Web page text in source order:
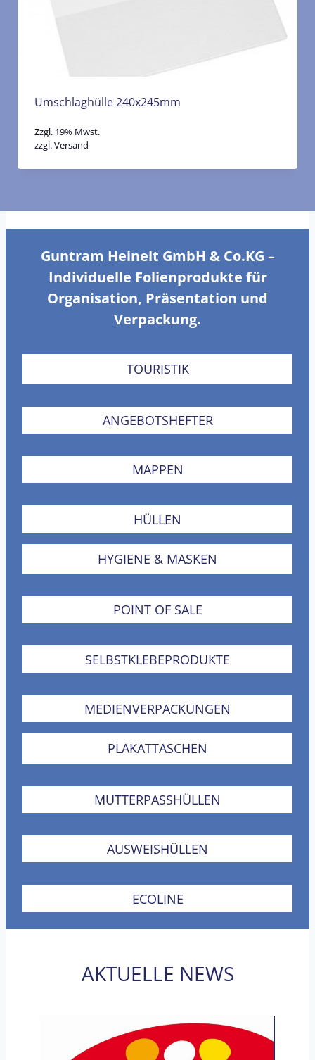
Umschlaghülle 240x245mm
Zzgl. 19% Mwst.
zzgl.Versand
Guntram Heinelt GmbH & Co.KG –
Individuelle Folienprodukte für
Organisation, Präsentation und
Verpackung.
TOURISTIK
ANGEBOTSHEFTER
MAPPEN
HÜLLEN
HYGIENE & MASKEN
POINT OF SALE
SELBSTKLEBEPRODUKTE
MEDIENVERPACKUNGEN
PLAKATTASCHEN
MUTTERPASSHÜLLEN
AUSWEISHÜLLEN
ECOLINE
AKTUELLE NEWS